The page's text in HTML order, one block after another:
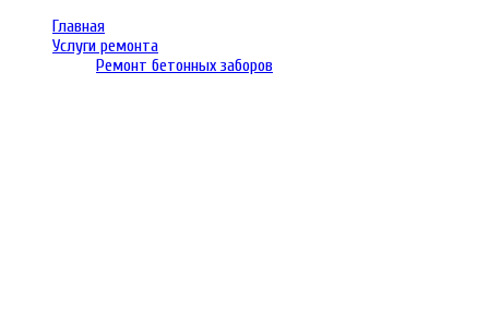
Главная
Услуги ремонта
Ремонт бетонных заборов